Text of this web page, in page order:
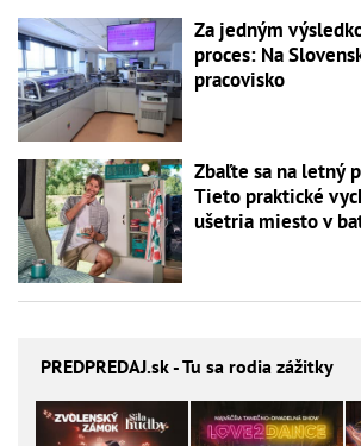
Za jedným
proces: Na
pracovisko
Zbaľte sa na letný
Tieto praktické
ušetria miesto v
PREDPREDAJ.sk - Tu sa rodia zážitky